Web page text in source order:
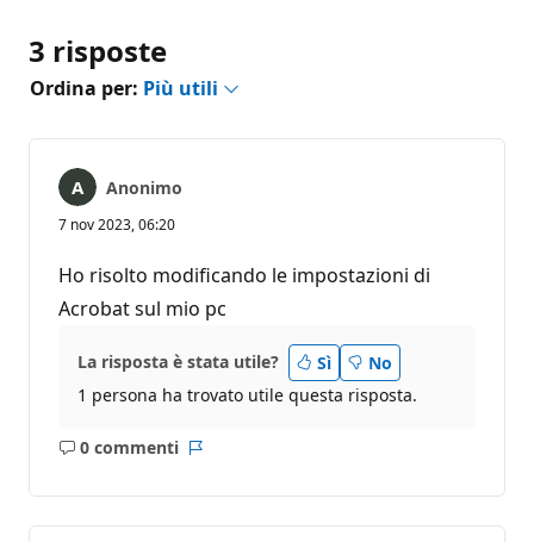
3 risposte
Ordina per: Più utili
Anonimo
7 nov 2023, 06:20
Ho risolto modificando le impostazioni di
Acrobat sul mio pc
La risposta è stata utile? Sì
No
1 persona ha trovato utile questa risposta.
0 commenti
Nessun